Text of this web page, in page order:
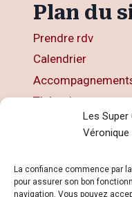
Les Super
Véronique
La confiance commence par
pour assurer son bon
navigation. Vous pouvez
Plan du
Prendre rdv
Calendrier
Thérapies
Contact